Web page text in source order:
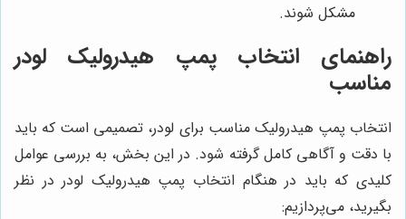
مشکل شوند.
راهنمای انتخاب پمپ هیدرولیک لودر
مناسب
انتخاب پمپ هیدرولیک مناسب برای لودر، تصمیمی است که باید
با دقت و آگاهی کامل گرفته شود. در این بخش، به بررسی عوامل
کلیدی که باید در هنگام انتخاب پمپ هیدرولیک لودر در نظر
بگیرید، می‌پردازیم: